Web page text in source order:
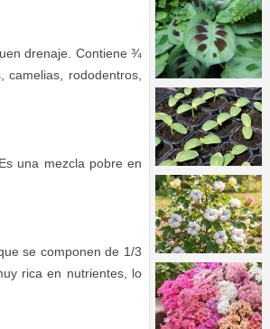
drenaje. Contiene ¾
camelias, rododentros,
una mezcla pobre en
se componen de 1/3
rica en nutrientes, lo